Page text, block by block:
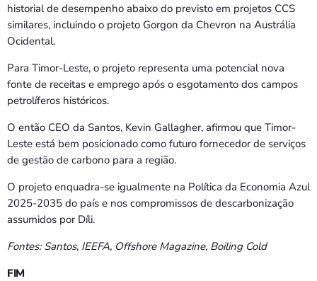
historial de desempenho abaixo do previsto em projetos CCS
similares, incluindo o projeto Gorgon da Chevron na Austrália
Ocidental.
Para Timor-Leste, o projeto representa uma potencial nova
fonte de receitas e emprego após o esgotamento dos campos
petrolíferos históricos.
O então CEO da Santos, Kevin Gallagher, afirmou que Timor-
Leste está bem posicionado como futuro fornecedor de serviços
de gestão de carbono para a região.
O projeto enquadra-se igualmente na Política da Economia Azul
2025-2035 do país e nos compromissos de descarbonização
assumidos por Díli.
Fontes: Santos, IEEFA, Offshore Magazine, Boiling Cold
FIM